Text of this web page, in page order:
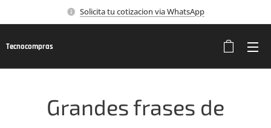
Solicita tu cotizacion via WhatsApp
Tecnocompras
Grandes frases de